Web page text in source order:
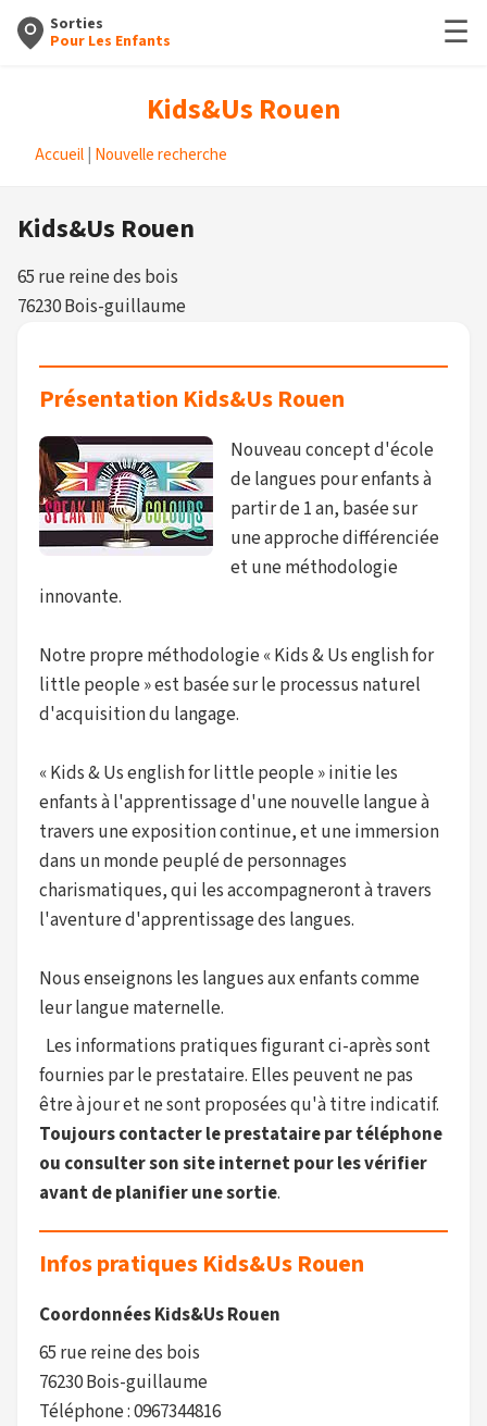
Sorties
Pour Les Enfants
☰
Kids&Us Rouen
Accueil Nouvelle recherche
Kids&Us Rouen
65 rue reine des bois
76230 Bois-guillaume
Présentation Kids&Us Rouen
Nouveau concept d'école
de langues pour enfants à
partir de 1 an, basée sur
une approche différenciée
et une méthodologie
innovante.
Notre propre méthodologie « Kids & Us english for
little people » est basée sur le processus naturel
d'acquisition du langage.
« Kids & Us english for little people » initie les
enfants à l'apprentissage d'une nouvelle langue à
travers une exposition continue, et une immersion
dans un monde peuplé de personnages
charismatiques, qui les accompagneront à travers
l'aventure d'apprentissage des langues.
Nous enseignons les langues aux enfants comme
leur langue maternelle.
Les informations pratiques figurant ci-après sont
fournies par le prestataire. Elles peuvent ne pas
être à jour et ne sont proposées qu'à titre indicatif.
Toujours contacter le prestataire par téléphone
ou consulter son site internet pour les vérifier
avant de planifier une sortie.
Infos pratiques Kids&Us Rouen
Coordonnées Kids&Us Rouen
65 rue reine des bois
76230 Bois-guillaume
Téléphone : 0967344816